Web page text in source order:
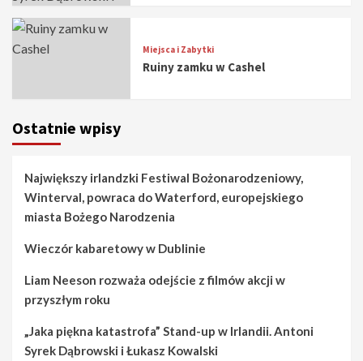
Miejsca i Zabytki
Ruiny zamku w Cashel
Ostatnie wpisy
Największy irlandzki Festiwal Bożonarodzeniowy,
Winterval, powraca do Waterford, europejskiego
miasta Bożego Narodzenia
Wieczór kabaretowy w Dublinie
Liam Neeson rozważa odejście z filmów akcji w
przyszłym roku
„Jaka piękna katastrofa” Stand-up w Irlandii. Antoni
Syrek Dąbrowski i Łukasz Kowalski